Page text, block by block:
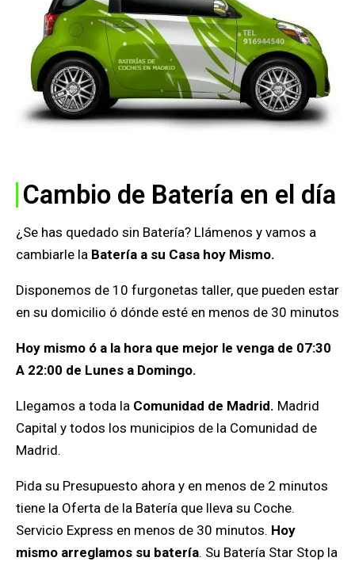
Cambio de Batería en el día
¿Se has quedado sin Batería? Llámenos y vamos a
cambiarle la Batería a su Casa hoy Mismo.
Disponemos de 10 furgonetas taller, que pueden estar
en su domicilio ó dónde esté en menos de 30 minutos
Hoy mismo ó a la hora que mejor le venga de 07:30
A 22:00 de Lunes a Domingo.
Llegamos a toda la Comunidad de Madrid. Madrid
Capital y todos los municipios de la Comunidad de
Madrid.
Pida su Presupuesto ahora y en menos de 2 minutos
tiene la Oferta de la Batería que lleva su Coche.
Servicio Express en menos de 30 minutos. Hoy
mismo arreglamos su batería. Su Batería Star Stop la